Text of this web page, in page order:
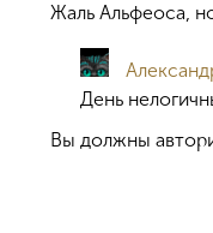
Жаль Альфеоса,
День
Вы должны